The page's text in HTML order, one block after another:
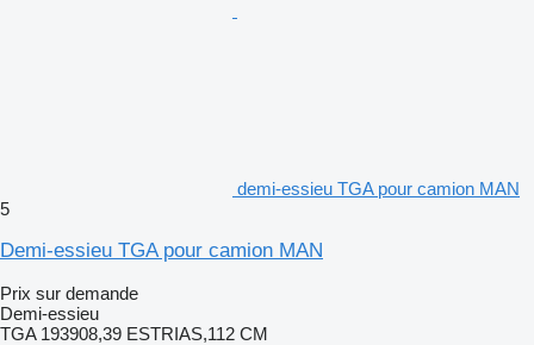
demi-essieu TGA pour camion MAN
5
Demi-essieu TGA pour camion MAN
Prix sur demande
Demi-essieu
TGA 193908,39 ESTRIAS,112 CM